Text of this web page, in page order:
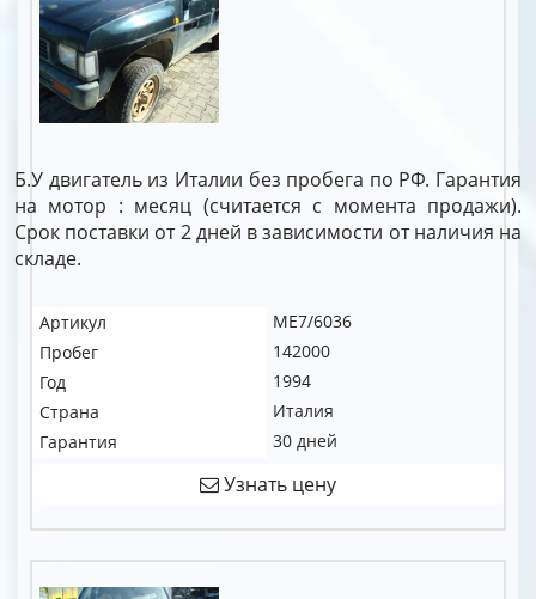
Б.У двигатель из Италии без пробега по РФ. Гарантия
на мотор : месяц (считается с момента продажи).
Срок поставки от 2 дней в зависимости от наличия на
складе.
Артикул
ME7/6036
Пробег
142000
Год
1994
Страна
Италия
Гарантия
30 дней
Узнать цену